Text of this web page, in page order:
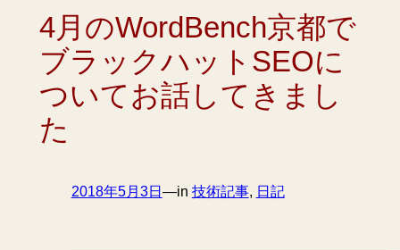
4月のWordBench京都で
ブラックハットSEOに
ついてお話してきまし
た
2018年5月3日 —in 技術記事, 日記